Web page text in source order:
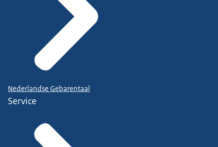
Nederlandse Gebarentaal
Service